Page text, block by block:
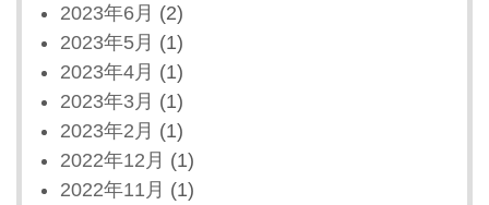
2023年6月 (2)
2023年5月 (1)
2023年4月 (1)
2023年3月 (1)
2023年2月 (1)
2022年12月 (1)
2022年11月 (1)